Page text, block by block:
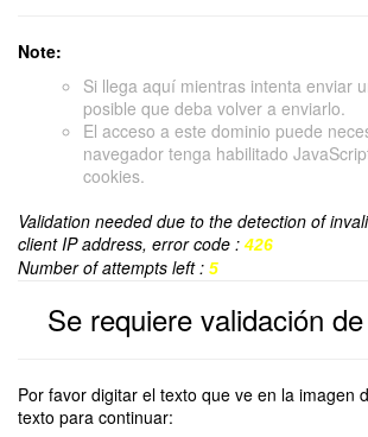
Note:
Si llega aquí mientras intenta enviar
posible que deba volver a enviarlo.
El acceso a este dominio puede
navegador tenga habilitado
cookies.
Validation needed due to the detection of
client IP address, error code : 426
Number of attempts left : 5
Se requiere validación
Por favor digitar el texto que ve en la imagen
texto para continuar: